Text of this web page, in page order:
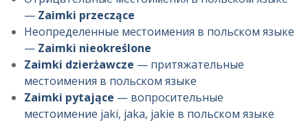
— Zaimki przeczące
Неопределенные местоимения в польском языке
— Zaimki nieokreślone
Zaimki dzierżawcze — притяжательные
местоимения в польском языке
Zaimki pytające — вопросительные
местоимение jaki, jaka, jakie в польском языке